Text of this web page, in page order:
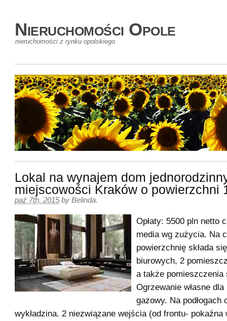
Nieruchomości Opole
nieruchomości z rynku opolskiego
Lokal na wynajem dom
miejscowości Kraków o powierzchni
paź 7th, 2015 by Belinda.
Opłaty: 5500 pln netto
media wg zużycia. Na
powierzchnię składa
biurowych, 2
a także pomieszczenia
Ogrzewanie własne
gazowy. Na podłogach
wykładzina. 2 niezwiązane wejścia (od frontu- pokaźna